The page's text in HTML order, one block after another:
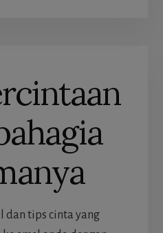
dan tips cinta yang